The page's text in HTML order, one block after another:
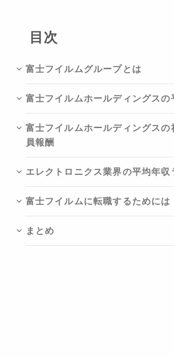
目次
富士フイルムグループとは
富士フイルムホールディングスの
富士フイルムホールディングスの
員報酬
エレクトロニクス業界の平均年収
富士フイルムに転職するためには
まとめ